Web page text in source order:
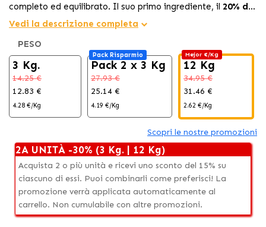
completo ed equilibrato. Il suo primo ingrediente, il 20% di
pollo fresco, fornisce un grande valore nutritivo.
Supporto articolare:La glucosammina e la condroitina
aiutano a mantenere le articolazioni e il cartilagineo
forti e sane.
Salute digestiva:prebiotici (FOS e MOS) per una flora
intestinale ottimale.
Vedi la descrizione completa
PESO
3 Kg.
14.25 €
12.83 €
4.28 €/Kg
Pack Risparmio
Pack 2 x 3 Kg
27.93 €
25.14 €
4.19 €/Kg
Mejor €/Kg
12 Kg
34.95 €
31.46 €
2.62 €/Kg
Scopri le nostre promozioni
2A UNITÀ -30% (3 Kg. | 12 Kg)
Acquista 2 o più unità e ricevi uno sconto del 15% su
ciascuno di essi. Puoi combinarli come preferisci! La
promozione verrà applicata automaticamente al
carrello. Non cumulabile con altre promozioni.